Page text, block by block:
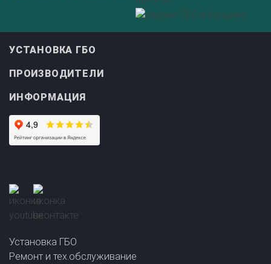
УСТАНОВКА ГБО
ПРОИЗВОДИТЕЛИ
ИНФОРМАЦИЯ
Установка ГБО
Ремонт и тех.обслуживание